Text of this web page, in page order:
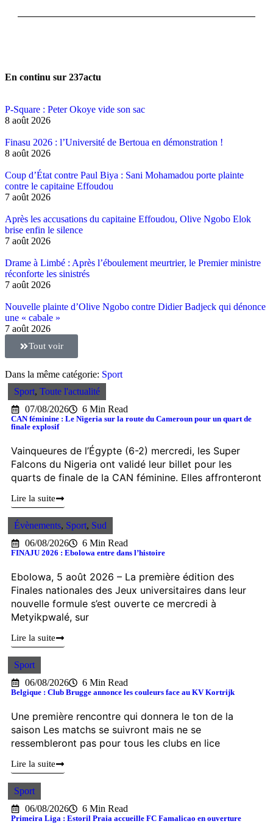
Faits divers
En continu sur 237actu
P-Square : Peter Okoye vide son sac
8 août 2026
Finasu 2026 : l’Université de Bertoua en démonstration !
8 août 2026
Coup d’État contre Paul Biya : Sani Mohamadou porte plainte
contre le capitaine Effoudou
7 août 2026
Après les accusations du capitaine Effoudou, Olive Ngobo Elok
brise enfin le silence
7 août 2026
Drame à Limbé : Après l’éboulement meurtrier, le Premier ministre
réconforte les sinistrés
7 août 2026
Nouvelle plainte d’Olive Ngobo contre Didier Badjeck qui dénonce
une « cabale »
7 août 2026
Tout voir
Dans la même catégorie: Sport
Sport, Toute l'actualité
07/08/2026
6 Min Read
CAN féminine : Le Nigeria sur la route du Cameroun pour un quart de
finale explosif
Vainqueures de l’Égypte (6-2) mercredi, les Super
Falcons du Nigeria ont validé leur billet pour les
quarts de finale de la CAN féminine. Elles affronteront
Lire la suite
Évènements, Sport, Sud
06/08/2026
6 Min Read
FINAJU 2026 : Ebolowa entre dans l’histoire
Ebolowa, 5 août 2026 – La première édition des
Finales nationales des Jeux universitaires dans leur
nouvelle formule s’est ouverte ce mercredi à
Metyikpwalé, sur
Lire la suite
Sport
06/08/2026
6 Min Read
Belgique : Club Brugge annonce les couleurs face au KV Kortrijk
Une première rencontre qui donnera le ton de la
saison Les matchs se suivront mais ne se
ressembleront pas pour tous les clubs en lice
Lire la suite
Sport
06/08/2026
6 Min Read
Primeira Liga : Estoril Praia accueille FC Famalicao en ouverture